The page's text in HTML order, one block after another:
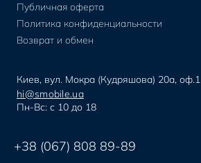
Публичная оферта
Политика конфиденциальности
Возврат и обмен
Киев, вул. Мокра (Кудряшова) 20а, оф.1
hi@smobile.ua
Пн-Вс: с 10 до 18
+38 (067) 808 89-89